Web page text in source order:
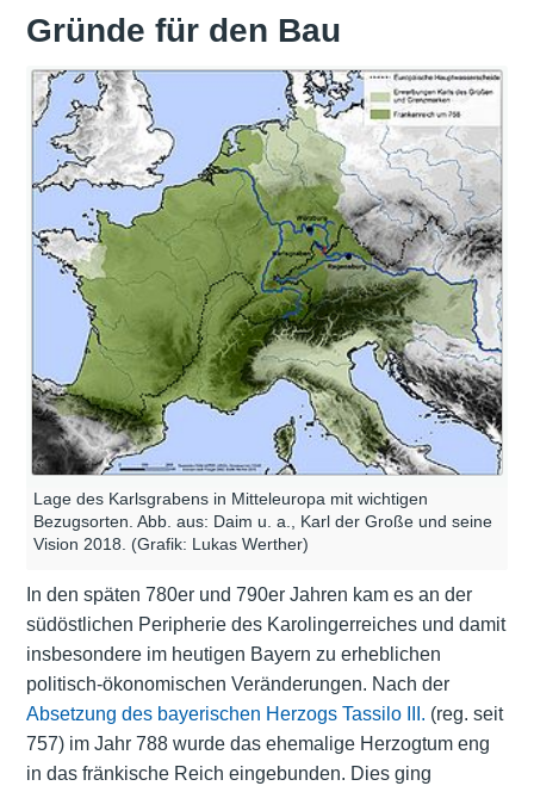
Gründe für den Bau
Lage des Karlsgrabens in Mitteleuropa mit wichtigen
Bezugsorten. Abb. aus: Daim u. a., Karl der Große und seine
Vision 2018. (Grafik: Lukas Werther)
In den späten 780er und 790er Jahren kam es an der
südöstlichen Peripherie des Karolingerreiches und damit
insbesondere im heutigen Bayern zu erheblichen
politisch-ökonomischen Veränderungen. Nach der
Absetzung des bayerischen Herzogs Tassilo III. (reg. seit
757) im Jahr 788 wurde das ehemalige Herzogtum eng
in das fränkische Reich eingebunden. Dies ging